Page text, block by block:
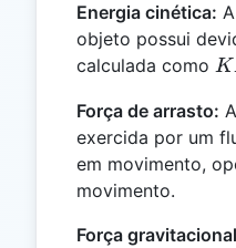
Energia cinética:
objeto possui
calculada como K
Força de arrasto:
exercida por um
em movimento,
movimento.
Força